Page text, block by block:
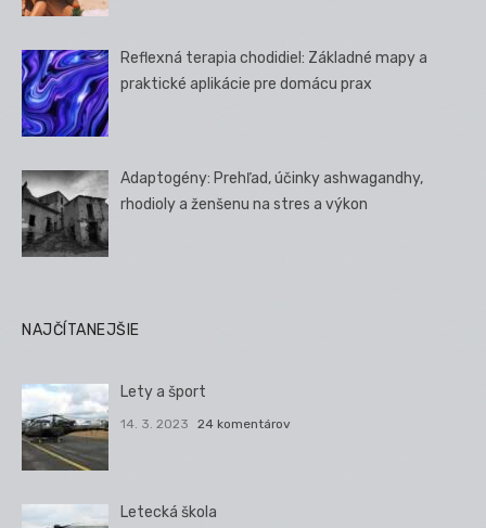
Reflexná terapia chodidiel: Základné mapy a
praktické aplikácie pre domácu prax
Adaptogény: Prehľad, účinky ashwagandhy,
rhodioly a ženšenu na stres a výkon
NAJČÍTANEJŠIE
Lety a šport
14. 3. 2023 24 komentárov
Letecká škola